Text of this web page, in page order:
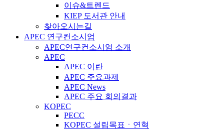
이슈&트렌드
KIEP 도서관 안내
찾아오시는길
APEC 연구컨소시엄
APEC연구컨소시엄 소개
APEC
APEC 이란
APEC 주요과제
APEC News
APEC 주요 회의결과
KOPEC
PECC
KOPEC 설립목표ㆍ연혁